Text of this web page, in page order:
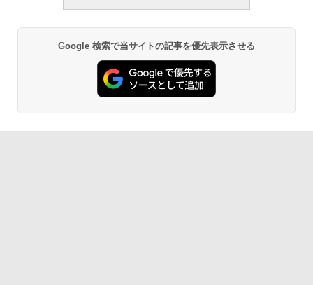
Google 検索で当サイトの記事を優先表示させる